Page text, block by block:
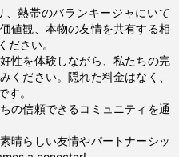
熱帯のバランキージャにいて
値観、本物の友情を共有する相
ださい。
性を体験しながら、私たちの完
ください。隠れた料金はなく、
す。
の信頼できるコミュニティを通
晴らしい友情やパートナーシッ